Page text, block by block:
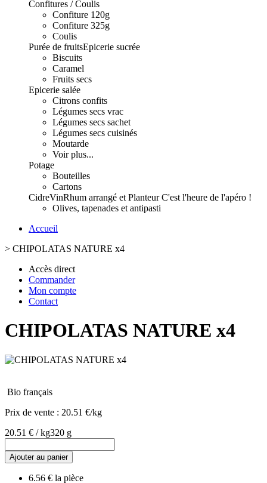
Confitures / Coulis
Confiture 120g
Confiture 325g
Coulis
Purée de fruitsEpicerie sucrée
Biscuits
Caramel
Fruits secs
Epicerie salée
Citrons confits
Légumes secs vrac
Légumes secs sachet
Légumes secs cuisinés
Moutarde
Voir plus...
Potage
Bouteilles
Cartons
CidreVinRhum arrangé et PlanteurC'est l'heure de l'apéro !
Olives, tapenades et antipasti
Accueil
> CHIPOLATAS NATURE x4
Accès direct
Commander
Mon compte
Contact
CHIPOLATAS NATURE x4
Bio français
Prix de vente : 20.51 €/kg
20.51 € / kg320 g
Ajouter au panier
6.56 € la pièce